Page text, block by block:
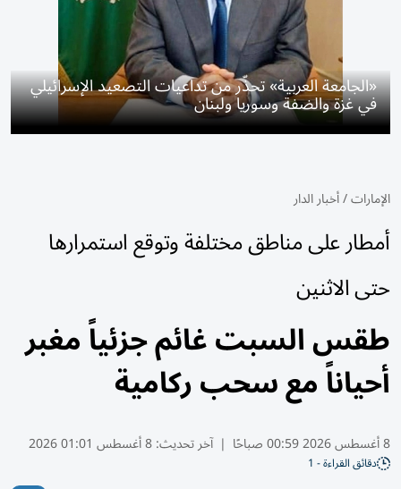
«الجامعة العربية» تحذّر من تداعيات التصعيد الإسرائيلي
في غزة والضفة وسوريا ولبنان
الإمارات/أخبار الدار
أمطار على مناطق مختلفة وتوقع استمرارها
حتى الاثنين
طقس السبت غائم جزئياً مغبر
أحياناً مع سحب ركامية
8 أغسطس 2026 00:59 صباحًا | آخر تحديث:8 أغسطس 01:01 2026
دقائق القراءة - 1